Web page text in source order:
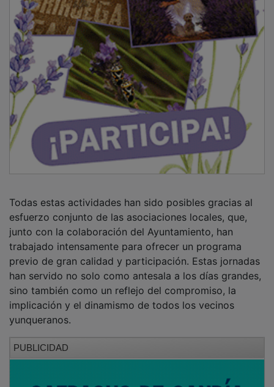
esfuerzo conjunto de las asociaciones locales, que,
junto con la colaboración del Ayuntamiento, han
trabajado intensamente para ofrecer un programa
previo de gran calidad y participación. Estas jornadas
han servido no solo como antesala a los días grandes,
sino también como un reflejo del compromiso, la
implicación y el dinamismo de todos los vecinos
yunqueranos.